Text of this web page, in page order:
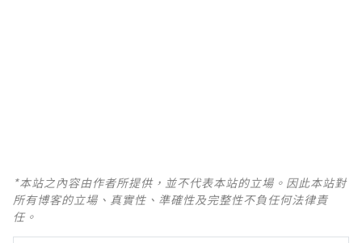
*本站之內容由作者所提供，並不代表本站的立場。因此本站對
所有博客的立場、真實性、準確性及完整性不負任何法律責
任。